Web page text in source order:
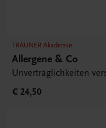
TRAUNER Akademie
Allergene & Co
Unverträglichkeiten
€ 24,50